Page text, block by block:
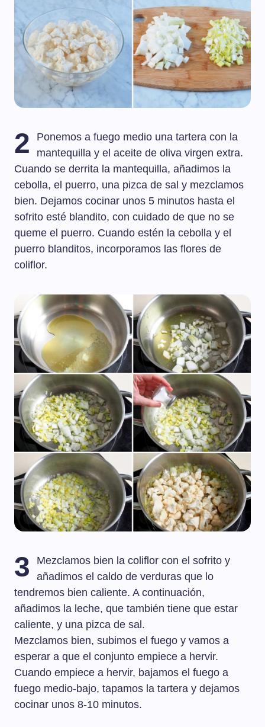
2
Ponemos a fuego medio una tartera con la
mantequilla y el aceite de oliva virgen extra.
Cuando se derrita la mantequilla, añadimos la
cebolla, el puerro, una pizca de sal y mezclamos
bien. Dejamos cocinar unos 5 minutos hasta el
sofrito esté blandito, con cuidado de que no se
queme el puerro. Cuando estén la cebolla y el
puerro blanditos, incorporamos las flores de
coliflor.
3
Mezclamos bien la coliflor con el sofrito y
añadimos el caldo de verduras que lo
tendremos bien caliente. A continuación,
añadimos la leche, que también tiene que estar
caliente, y una pizca de sal.
Mezclamos bien, subimos el fuego y vamos a
esperar a que el conjunto empiece a hervir.
Cuando empiece a hervir, bajamos el fuego a
fuego medio-bajo, tapamos la tartera y dejamos
cocinar unos 8-10 minutos.